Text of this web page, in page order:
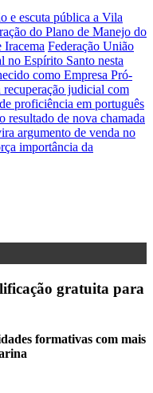
e escuta pública a Vila
do Plano de Manejo do
Iracema Federação União
no Espírito Santo nesta
como Empresa Pró-
judicial com
proficiência em português
resultado de nova chamada
argumento de venda no
importância da
gratuita para
formativas com mais